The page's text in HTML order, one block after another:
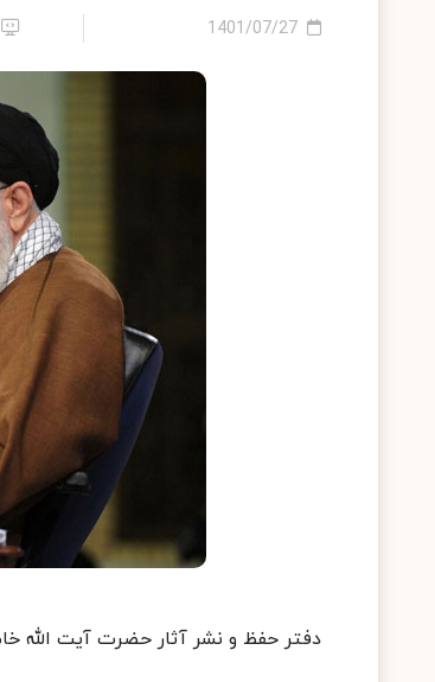
1401/07/27
دفتر حفظ و نشر آثار حضرت آیت الله